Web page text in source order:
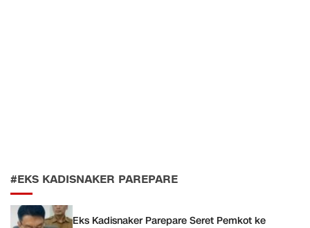
#EKS KADISNAKER PAREPARE
Eks Kadisnaker Parepare Seret Pemkot ke